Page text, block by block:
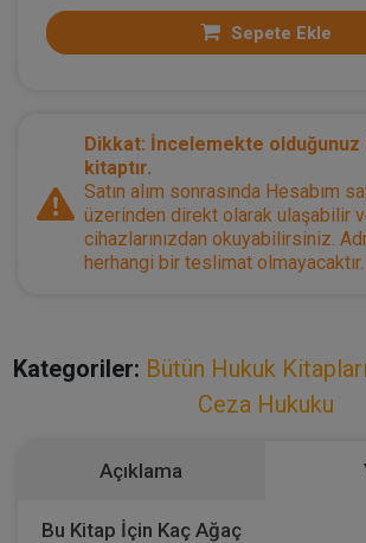
Sepete Ekle
Dikkat: İncelemekte olduğunuz
kitaptır.
Satın alım sonrasında Hesabım
üzerinden direkt olarak ulaşabilir
cihazlarınızdan okuyabilirsiniz.
herhangi bir teslimat olmayacaktır.
Kategoriler: Bütün Hukuk Kitapları
Ceza Hukuku
Açıklama
Bu Kitap İçin Kaç Ağaç